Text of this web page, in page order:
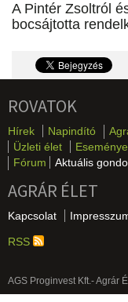
A Pintér Zsoltról
bocsájtotta
ROVATOK
Hírek Napindító
Üzleti élet
Fórum
Aktuális
AGRÁR ÉLET
Kapcsolat
RSS
AGS Proginvest Kft.- Agrár